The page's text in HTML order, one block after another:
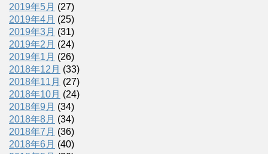
2019年5月 (27)
2019年4月 (25)
2019年3月 (31)
2019年2月 (24)
2019年1月 (26)
2018年12月 (33)
2018年11月 (27)
2018年10月 (24)
2018年9月 (34)
2018年8月 (34)
2018年7月 (36)
2018年6月 (40)